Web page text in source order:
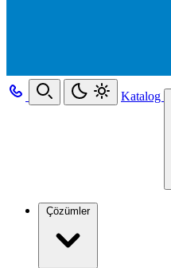
Katalog
Çözümler